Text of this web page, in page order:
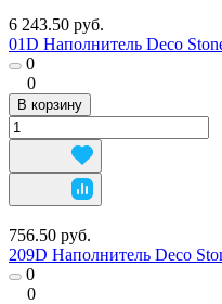
6 243.50 руб.
01D Наполнитель Deco
0
0
В корзину
756.50 руб.
209D Наполнитель Deco
0
0